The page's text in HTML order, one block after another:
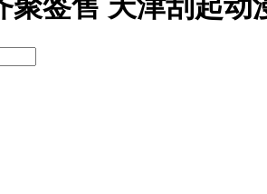
聚签售 天津刮起动